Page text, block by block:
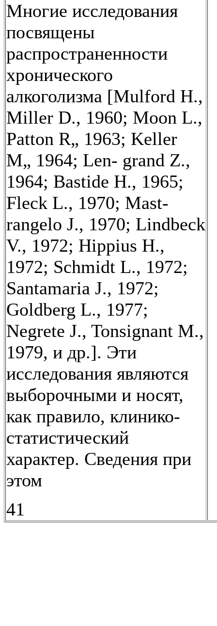
Многие исследования
посвящены
распространенности
хронического
алкоголизма [Mulford Н.,
Miller D., 1960; Moon L.,
Patton R„ 1963; Keller
M„ 1964; Len- grand Z.,
1964; Bastide H., 1965;
Fleck L., 1970; Mast-
rangelo J., 1970; Lindbeck
V., 1972; Hippius H.,
1972; Schmidt L., 1972;
Santamaria J., 1972;
Goldberg L., 1977;
Negrete J., Tonsignant М.,
1979, и др.]. Эти
исследования являются
выборочными и носят,
как правило, клинико-
статистический
характер. Сведения при
этом
41